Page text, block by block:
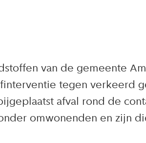
van de gemeente
tegen verkeerd
afval rond de
omwonenden en zijn